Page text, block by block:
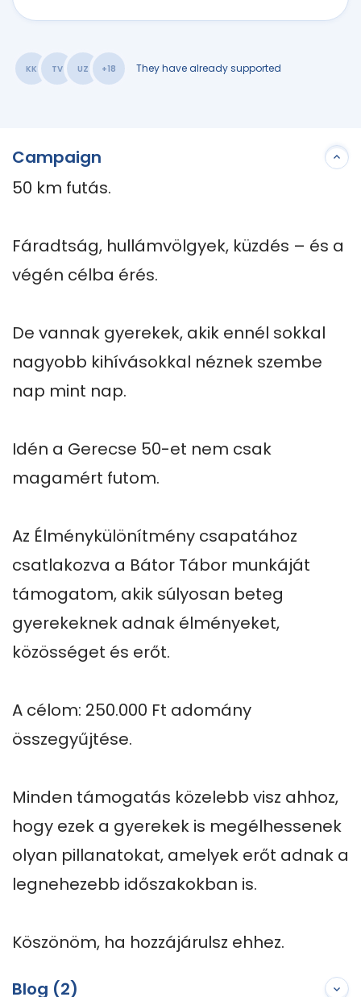
KK TV UZ +18 They have already supported
Campaign
50 km futás.
Fáradtság, hullámvölgyek, küzdés – és a
végén célba érés.
De vannak gyerekek, akik ennél sokkal
nagyobb kihívásokkal néznek szembe
nap mint nap.
Idén a Gerecse 50-et nem csak
magamért futom.
Az Élménykülönítmény csapatához
csatlakozva a Bátor Tábor munkáját
támogatom, akik súlyosan beteg
gyerekeknek adnak élményeket,
közösséget és erőt.
A célom: 250.000 Ft adomány
összegyűjtése.
Minden támogatás közelebb visz ahhoz,
hogy ezek a gyerekek is megélhessenek
olyan pillanatokat, amelyek erőt adnak a
legnehezebb időszakokban is.
Köszönöm, ha hozzájárulsz ehhez.
Blog (2)